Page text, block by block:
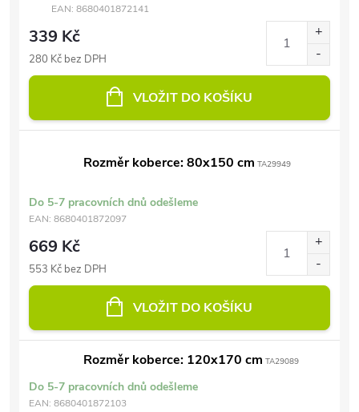
EAN: 8680401872141
339 Kč
280 Kč bez DPH
VLOŽIT DO KOŠÍKU
Rozměr koberce: 80x150 cm TA29949
Do 5-7 pracovních dnů odešleme
EAN: 8680401872097
669 Kč
553 Kč bez DPH
VLOŽIT DO KOŠÍKU
Rozměr koberce: 120x170 cm TA29089
Do 5-7 pracovních dnů odešleme
EAN: 8680401872103